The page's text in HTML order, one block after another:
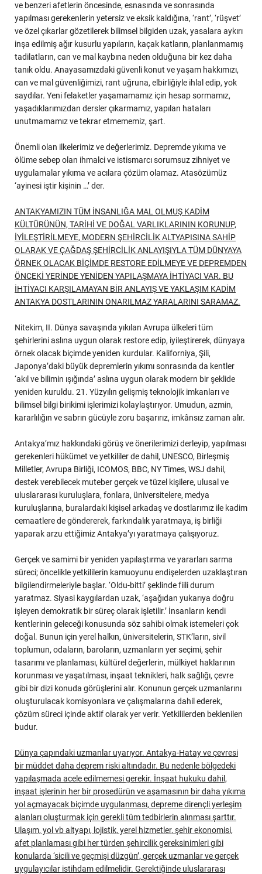
ve benzeri afetlerin öncesinde, esnasında ve sonrasında
yapılması gerekenlerin yetersiz ve eksik kaldığına, ‘rant’, ‘rüşvet’
ve özel çıkarlar gözetilerek bilimsel bilgiden uzak, yasalara aykırı
inşa edilmiş ağır kusurlu yapıların, kaçak katların, planlanmamış
tadilatların, can ve mal kaybına neden olduğuna bir kez daha
tanık oldu. Anayasamızdaki güvenli konut ve yaşam hakkımızı,
can ve mal güvenliğimizi, rant uğruna, elbirliğiyle ihlal edip, yok
saydılar. Yeni felaketler yaşamamamız için hesap sormamız,
yaşadıklarımızdan dersler çıkarmamız, yapılan hataları
unutmamamız ve tekrar etmememiz, şart.
Önemli olan ilkelerimiz ve değerlerimiz. Depremde yıkıma ve
ölüme sebep olan ihmalci ve istismarcı sorumsuz zihniyet ve
uygulamalar yıkıma ve acılara çözüm olamaz. Atasözümüz
‘ayinesi iştir kişinin …’ der.
ANTAKYAMIZIN TÜM İNSANLIĞA MAL OLMUŞ KADİM
KÜLTÜRÜNÜN, TARİHİ VE DOĞAL VARLIKLARININ KORUNUP,
İYİLEŞTİRİLMEYE, MODERN ŞEHİRCİLİK ALTYAPISINA SAHİP
OLARAK VE ÇAĞDAŞ ŞEHİRCİLİK ANLAYIŞIYLA TÜM DÜNYAYA
ÖRNEK OLACAK BİÇİMDE RESTORE EDİLMEYE VE DEPREMDEN
ÖNCEKİ YERİNDE YENİDEN YAPILAŞMAYA İHTİYACI VAR. BU
İHTİYACI KARŞILAMAYAN BİR ANLAYIŞ VE YAKLAŞIM KADİM
ANTAKYA DOSTLARININ ONARILMAZ YARALARINI SARAMAZ.
Nitekim, II. Dünya savaşında yıkılan Avrupa ülkeleri tüm
şehirlerini aslına uygun olarak restore edip, iyileştirerek, dünyaya
örnek olacak biçimde yeniden kurdular. Kaliforniya, Şili,
Japonya’daki büyük depremlerin yıkımı sonrasında da kentler
‘akıl ve bilimin ışığında’ aslına uygun olarak modern bir şeklide
yeniden kuruldu. 21. Yüzyılın gelişmiş teknolojik imkanları ve
bilimsel bilgi birikimi işlerimizi kolaylaştırıyor. Umudun, azmin,
kararlılığın ve sabrın gücüyle zoru başarırız, imkânsız zaman alır.
Antakya’mız hakkındaki görüş ve önerilerimizi derleyip, yapılması
gerekenleri hükümet ve yetkililer de dahil, UNESCO, Birleşmiş
Milletler, Avrupa Birliği, ICOMOS, BBC, NY Times, WSJ dahil,
destek verebilecek muteber gerçek ve tüzel kişilere, ulusal ve
uluslararası kuruluşlara, fonlara, üniversitelere, medya
kuruluşlarına, buralardaki kişisel arkadaş ve dostlarımız ile kadim
cemaatlere de göndererek, farkındalık yaratmaya, iş birliği
yaparak arzu ettiğimiz Antakya’yı yaratmaya çalışıyoruz.
Gerçek ve samimi bir yeniden yapılaştırma ve yararları sarma
süreci; öncelikle yetkililerin kamuoyunu endişelerden uzaklaştıran
bilgilendirmeleriyle başlar. ‘Oldu-bitti’ şeklinde fiili durum
yaratmaz. Siyasi kaygılardan uzak, ‘aşağıdan yukarıya doğru
işleyen demokratik bir süreç olarak işletilir.’ İnsanların kendi
kentlerinin geleceği konusunda söz sahibi olmak istemeleri çok
doğal. Bunun için yerel halkın, üniversitelerin, STK’ların, sivil
toplumun, odaların, baroların, uzmanların yer seçimi, şehir
tasarımı ve planlaması, kültürel değerlerin, mülkiyet haklarının
korunması ve yaşatılması, inşaat teknikleri, halk sağlığı, çevre
gibi bir dizi konuda görüşlerini alır. Konunun gerçek uzmanlarını
oluşturulacak komisyonlara ve çalışmalarına dahil ederek,
çözüm süreci içinde aktif olarak yer verir. Yetkililerden beklenilen
budur.
Dünya çapındaki uzmanlar uyarıyor. Antakya-Hatay ve çevresi
bir müddet daha deprem riski altındadır. Bu nedenle bölgedeki
yapılaşmada acele edilmemesi gerekir. İnşaat hukuku dahil,
inşaat işlerinin her bir prosedürün ve aşamasının bir daha yıkıma
yol açmayacak biçimde uygulanması, depreme dirençli yerleşim
alanları oluşturmak için gerekli tüm tedbirlerin alınması şarttır.
Ulaşım, yol vb altyapı, lojistik, yerel hizmetler, şehir ekonomisi,
afet planlaması gibi her türden şehircilik gereksinimleri gibi
konularda ‘sicili ve geçmişi düzgün’, gerçek uzmanlar ve gerçek
uygulayıcılar istihdam edilmelidir. Gerektiğinde uluslararası